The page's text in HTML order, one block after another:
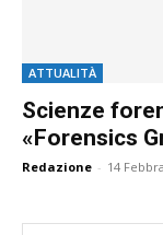
ATTUALITÀ
Scienze
«Forensics
Redazione - 14